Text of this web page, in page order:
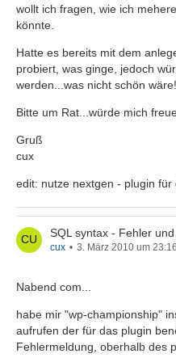
wollt ich fragen, wie ich
könnte.
Hatte es bereits mit dem
probiert, was ginge, jedoch
werden...was nicht schön wäre!
Bitte um Rat...würde mich
Gruß
cux
edit: nutze nextgen - plugin für
SQL syntax - Fehler
cux 3. März 2010 um 23:16
Nabend com...
habe mir "wp-championship"
aufrufen der für das plugin
Fehlermeldung, oberhalb des